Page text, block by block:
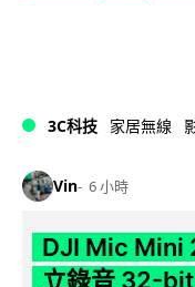
3C科技 家居無線
Vin 6 小時
DJI Mic Mini
立錄音 32-